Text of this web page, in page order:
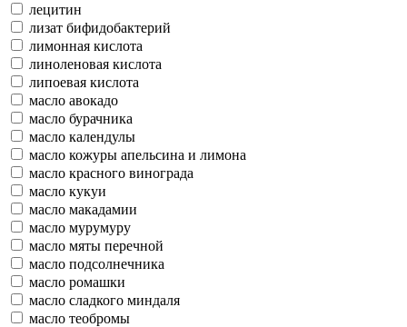
лецитин
лизат бифидобактерий
лимонная кислота
линоленовая кислота
липоевая кислота
масло авокадо
масло бурачника
масло календулы
масло кожуры апельсина и лимона
масло красного винограда
масло кукуи
масло макадамии
масло мурумуру
масло мяты перечной
масло подсолнечника
масло ромашки
масло сладкого миндаля
масло теобромы